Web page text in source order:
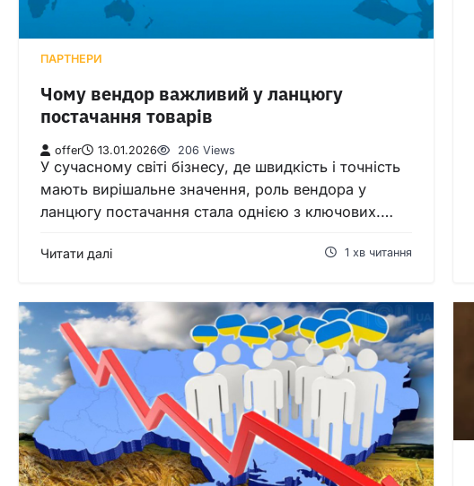
ПАРТНЕРИ
Чому вендор важливий у ланцюгу
постачання товарів
offer 13.01.2026 206 Views
У сучасному світі бізнесу, де швидкість і точність
мають вирішальне значення, роль вендора у
ланцюгу постачання стала однією з ключових.…
Читати далі 1 хв читання